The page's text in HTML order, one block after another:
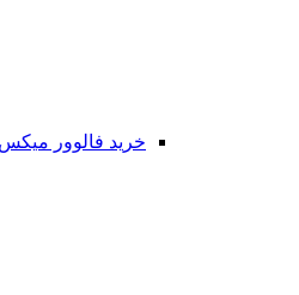
خرید فالوور میکس